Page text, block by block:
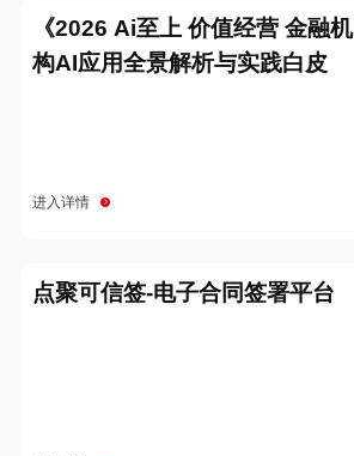
《2026 Ai至上 价值经营 金融机
构AI应用全景解析与实践白皮
进入详情
点聚可信签-电子合同签署平台